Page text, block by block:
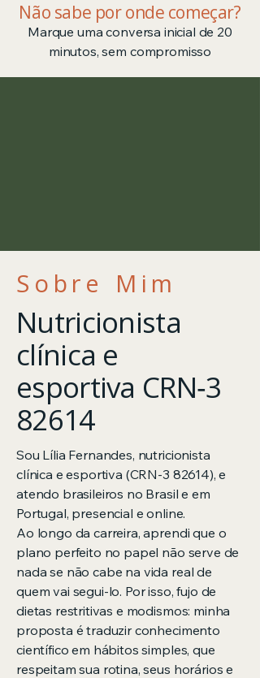
Não sabe por onde começar?
Marque uma conversa inicial de 20
minutos, sem compromisso
Sobre Mim
Nutricionista
clínica e
esportiva CRN‑3
82614
Sou Lília Fernandes, nutricionista
clínica e esportiva (CRN‑3 82614), e
atendo brasileiros no Brasil e em
Portugal, presencial e online.
Ao longo da carreira, aprendi que o
plano perfeito no papel não serve de
nada se não cabe na vida real de
quem vai segui-lo. Por isso, fujo de
dietas restritivas e modismos: minha
proposta é traduzir conhecimento
científico em hábitos simples, que
respeitam sua rotina, seus horários e